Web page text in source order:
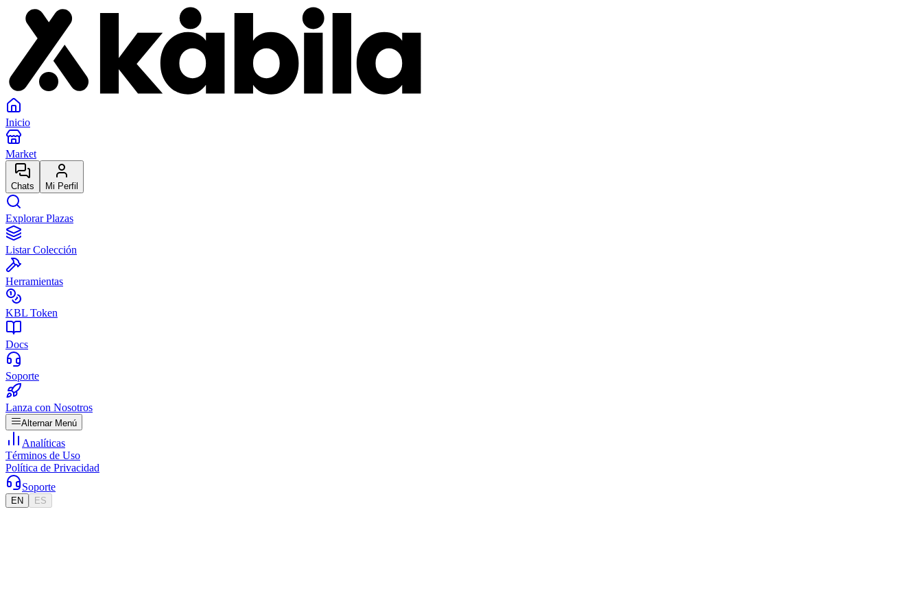
Inicio
Market
Chats Mi Perfil
Explorar Plazas
Listar Colección
Herramientas
KBL Token
Docs
Soporte
Lanza con Nosotros
Alternar Menú
Analíticas
Términos de Uso
Política de Privacidad
Soporte
EN ES